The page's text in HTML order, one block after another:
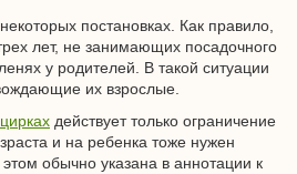
постановках. Как правило,
лет, не занимающих посадочного
у родителей. В такой ситуации
их взрослые.
цирках действует только ограничение
и на ребенка тоже нужен
обычно указана в аннотации к